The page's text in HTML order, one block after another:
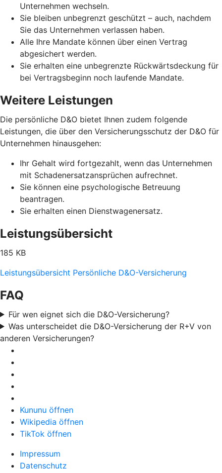
Unternehmen wechseln.
Sie bleiben unbegrenzt geschützt – auch, nachdem
Sie das Unternehmen verlassen haben.
Alle Ihre Mandate können über einen Vertrag
abgesichert werden.
Sie erhalten eine unbegrenzte Rückwärtsdeckung für
bei Vertragsbeginn noch laufende Mandate.
Weitere Leistungen
Die persönliche D&O bietet Ihnen zudem folgende
Leistungen, die über den Versicherungsschutz der D&O für
Unternehmen hinausgehen:
Ihr Gehalt wird fortgezahlt, wenn das Unternehmen
mit Schadenersatzansprüchen aufrechnet.
Sie können eine psychologische Betreuung
beantragen.
Sie erhalten einen Dienstwagenersatz.
Leistungsübersicht
185 KB
Leistungsübersicht Persönliche D&O-Versicherung
FAQ
Für wen eignet sich die D&O-Versicherung?
Was unterscheidet die D&O-Versicherung der R+V von
anderen Versicherungen?
Kununu öffnen
Wikipedia öffnen
TikTok öffnen
Impressum
Datenschutz